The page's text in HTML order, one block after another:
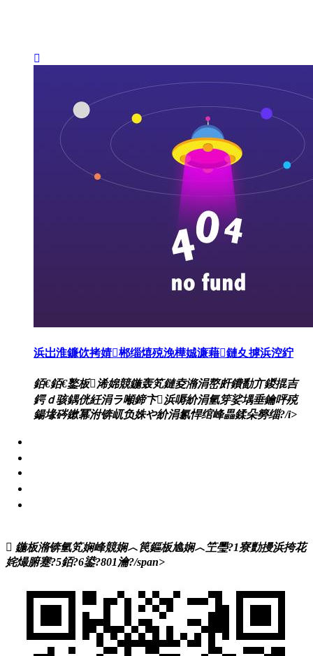
浜岀淮鐮佽拷婧郴缁熺殑浼樺娍濂藉鏈夊摢浜涳紵
銆€銆€鐜板浠婂競鍦轰笂鏈夌潃涓嶅皯鐨勫亣鍐掍吉
鍔ｄ骇鍝侊紝涓ラ噸鍗卞浜嗕紒涓氫笌娑堣垂鑰呯殑
鍚堟硶鏉冪泭锛屼负姝や紒涓氱悍绾峰畾鍒朵簩缁?/i>
鍦板潃锛氫笂娴峰競娴︿笢鏂板尯娴︿笁璺?1寮勯摱浜挎花
姹熶腑蹇?5銆?6鍙?801瀹?/span>